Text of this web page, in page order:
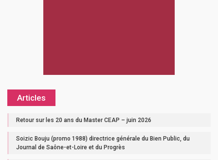
Articles
Retour sur les 20 ans du Master CEAP – juin 2026
Soizic Bouju (promo 1988) directrice générale du Bien Public, du
Journal de Saône-et-Loire et du Progrès